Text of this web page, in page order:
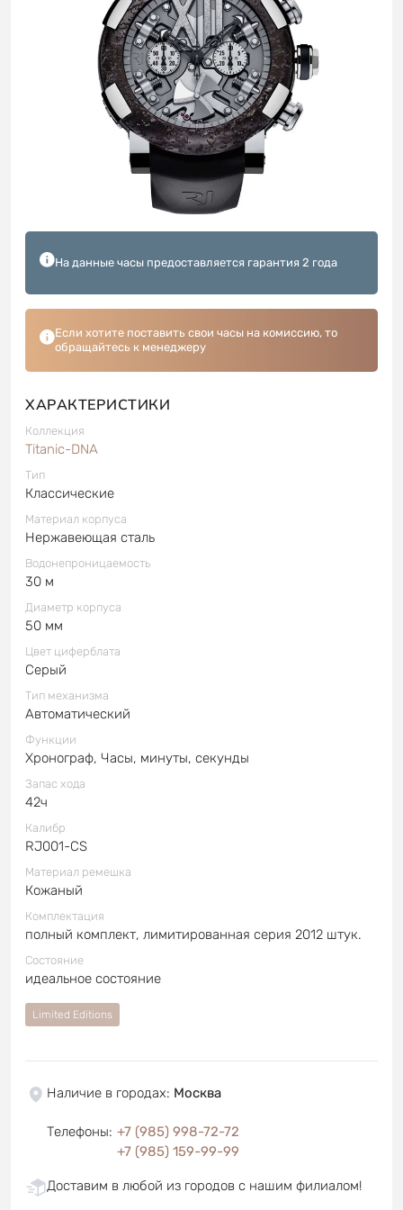
На данные часы предоставляется гарантия 2 года
Если хотите поставить свои часы на комиссию, то
обращайтесь к менеджеру
ХАРАКТЕРИСТИКИ
Коллекция
Titanic-DNA
Тип
Классические
Материал корпуса
Нержавеющая сталь
Водонепроницаемость
30 м
Диаметр корпуса
50 мм
Цвет циферблата
Серый
Тип механизма
Автоматический
Функции
Хронограф, Часы, минуты, секунды
Запас хода
42ч
Калибр
RJ001-CS
Материал ремешка
Кожаный
Комплектация
полный комплект, лимитированная серия 2012 штук.
Состояние
идеальное состояние
Limited Editions
Наличие в городах: Москва
Телефоны: +7 (985) 998-72-72
+7 (985) 159-99-99
Доставим в любой из городов с нашим филиалом!